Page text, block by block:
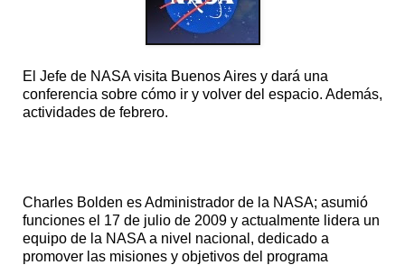
El Jefe de NASA visita Buenos Aires y dará una
conferencia sobre cómo ir y volver del espacio. Además,
actividades de febrero.
Charles Bolden es Administrador de la NASA; asumió
funciones el 17 de julio de 2009 y actualmente lidera un
equipo de la NASA a nivel nacional, dedicado a
promover las misiones y objetivos del programa